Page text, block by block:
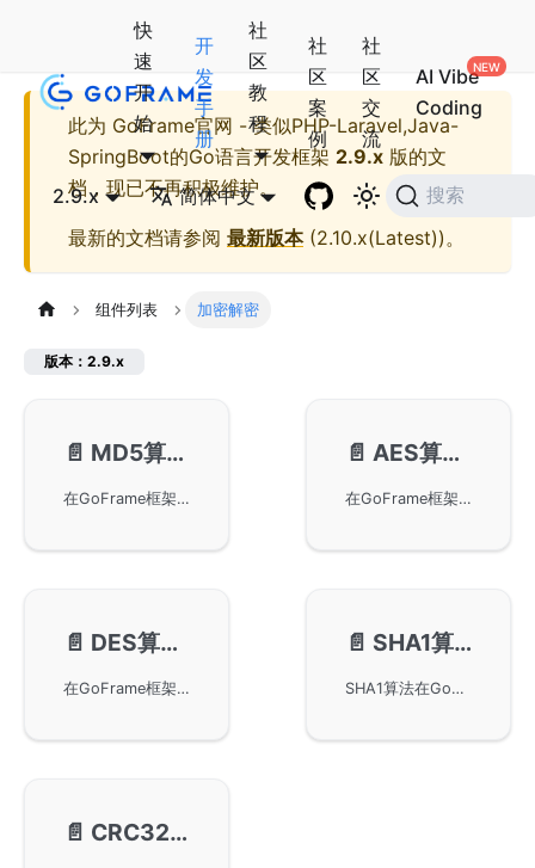
快
速
开
始
开
发
手
册
社
区
教
程
社
区
案
例
社
区
交
流
AI Vibe
Coding
2.9.x 简体中文 搜索
此为 GoFrame官网 - 类似PHP-Laravel,Java-
SpringBoot的Go语言开发框架 2.9.x 版的文
档，现已不再积极维护。
最新的文档请参阅 最新版本(2.10.x(Latest))。
组件列表 加密解密
版本：2.9.x
📄️ MD5算法-gmd5
在GoFrame框架中使用MD5算法，通过导入gmd5库进行数据加密。MD5是一种常用的哈希函数，用于保证数据的完整性和安全性。在GoFrame中可以方便地对数据进行MD5加密，实现简单且高效的数据安全保护。
📄️ AES算法-gaes
在GoFrame框架中使用AES算法进行数据加解密。通过引入go包以及调用相关功能函数，用户可以实现安全的数据传输和存储。特别注意在加解密过程中如果数据经过其他编码如base64，则需要准确解码和编码，以确保数据的完整性和安全性。
📄️ DES算法-gdes
在GoFrame框架中使用DES算法的方式，展示了如何通过gdes包实现加密操作。通过链接至官方接口文档以便开发者获取更多技术细节。在包中支持两种补位方式，并对三倍长DES算法的密钥使用进行了特殊说明，以确保数据安全性。
📄️ SHA1算法-gsha1
SHA1算法在GoFrame框架中的使用，提供了具体的导入包方法和相关接口文档链接，帮助用户在使用Go语言进行加密和数据安全时有效应用SHA1算法。
📄️ CRC32算法-gcrc32